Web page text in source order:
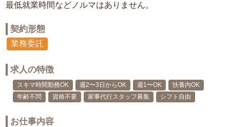
最低就業時間などノルマはありません。
契約形態
業務委託
求人の特徴
スキマ時間勤務OK 週2〜3日からOK 週1〜OK
扶養内OK
年齢不問
資格不要 家事代行スタッフ募集 シフト自由
お仕事内容